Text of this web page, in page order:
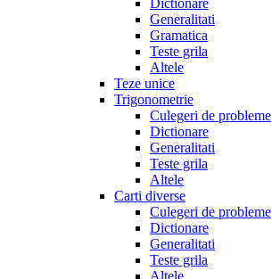
Dictionare
Generalitati
Gramatica
Teste grila
Altele
Teze unice
Trigonometrie
Culegeri de probleme
Dictionare
Generalitati
Teste grila
Altele
Carti diverse
Culegeri de probleme
Dictionare
Generalitati
Teste grila